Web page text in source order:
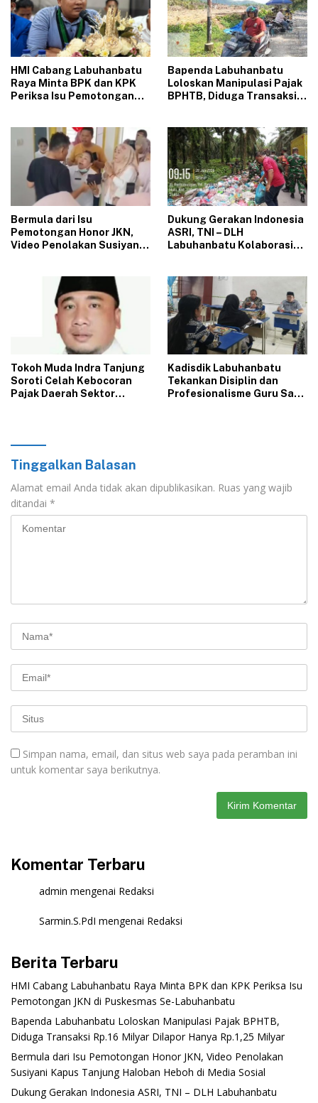
‎HMI Cabang Labuhanbatu
Raya Minta BPK dan KPK
Periksa Isu Pemotongan
‎Bapenda Labuhanbatu
Loloskan Manipulasi Pajak
BPHTB, Diduga Transaksi
‎Bermula dari Isu
Pemotongan Honor JKN,
Video Penolakan Susiyani
‎Dukung Gerakan Indonesia
ASRI, TNI – DLH
Labuhanbatu Kolaborasi
‎Tokoh Muda Indra Tanjung
Soroti Celah Kebocoran
Pajak Daerah Sektor
‎Kadisdik Labuhanbatu
Tekankan Disiplin dan
Profesionalisme Guru Saat
Tinggalkan Balasan
Alamat email Anda tidak akan dipublikasikan. Ruas yang wajib
ditandai *
Simpan nama, email, dan situs web saya pada peramban ini
untuk komentar saya berikutnya.
Komentar Terbaru
admin mengenai Redaksi
Sarmin.S.PdI mengenai Redaksi
Berita Terbaru
‎HMI Cabang Labuhanbatu Raya Minta BPK dan KPK Periksa Isu
Pemotongan JKN di Puskesmas Se-Labuhanbatu‎‎
‎Bapenda Labuhanbatu Loloskan Manipulasi Pajak BPHTB,
Diduga Transaksi Rp.16 Milyar Dilapor Hanya Rp.1,25 Milyar
‎Bermula dari Isu Pemotongan Honor JKN, Video Penolakan
Susiyani Kapus Tanjung Haloban Heboh di Media Sosial‎‎‎‎
‎Dukung Gerakan Indonesia ASRI, TNI – DLH Labuhanbatu